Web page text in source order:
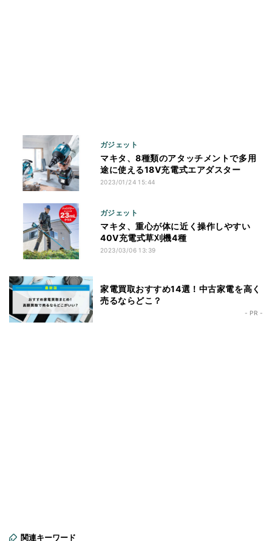
ガジェット
マキタ、8種類のアタッチメントで多用
途に使える18V充電式エアダスター
2023/01/24 15:44
ガジェット
マキタ、重心が体に近く操作しやすい
40V充電式草刈機4種
2023/03/06 13:39
家電買取おすすめ14選！中古家電を高く
売るならどこ？
- PR -
関連キーワード